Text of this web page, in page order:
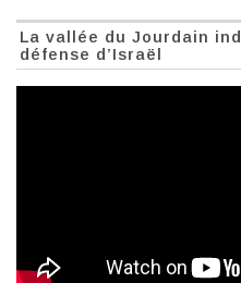
La vallée du Jourdain
défense d’Israël